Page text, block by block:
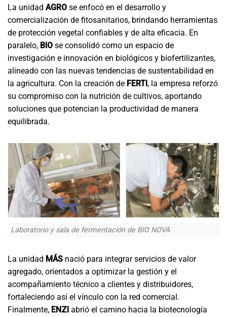
La unidad AGRO se enfocó en el desarrollo y
comercialización de fitosanitarios, brindando herramientas
de protección vegetal confiables y de alta eficacia. En
paralelo, BIO se consolidó como un espacio de
investigación e innovación en biológicos y biofertilizantes,
alineado con las nuevas tendencias de sustentabilidad en
la agricultura. Con la creación de FERTI, la empresa reforzó
su compromiso con la nutrición de cultivos, aportando
soluciones que potencian la productividad de manera
equilibrada.
Laboratorio y sala de fermentación de BIO NOVA
La unidad MÁS nació para integrar servicios de valor
agregado, orientados a optimizar la gestión y el
acompañamiento técnico a clientes y distribuidores,
fortaleciendo así el vínculo con la red comercial.
Finalmente, ENZI abrió el camino hacia la biotecnología